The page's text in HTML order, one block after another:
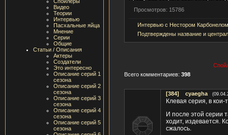
Видео
Теории
Интервью
Пасхальные яйца
Мнение
Серии
Общие
Статьи / Описания
Актеры
Создатели
Это интересно
Описание серий 1
сезона
Описание серий 2
сезона
Описание серий 3
сезона
Описание серий 4
сезона
Описание серий 5
сезона
Просмотров: 15786
Интервью с Нестором Карбонелом
Подтверждены название и
Всего комментариев: 398
[384] cyaegha
Клевая серия, в кои-
И после этой серии
ходит, издевается.
сжалось.